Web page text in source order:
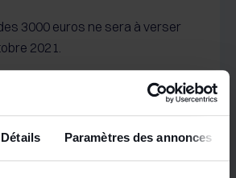
Détails Paramètres des annonces
3000 euros ne sera à verser
2021.